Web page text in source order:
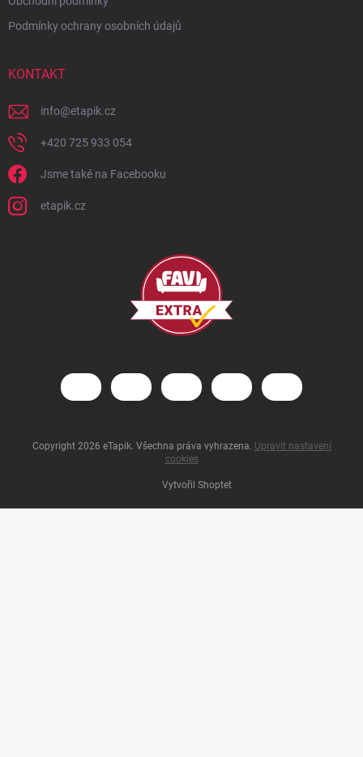
Podmínky ochrany osobních údajů
KONTAKT
info@etapik.cz
+420 725 933 054
Jsme také na Facebooku
etapik.cz
Vytvořil Shoptet
Copyright 2026 eTapik. Všechna práva vyhrazena. Upravit nastavení
cookies